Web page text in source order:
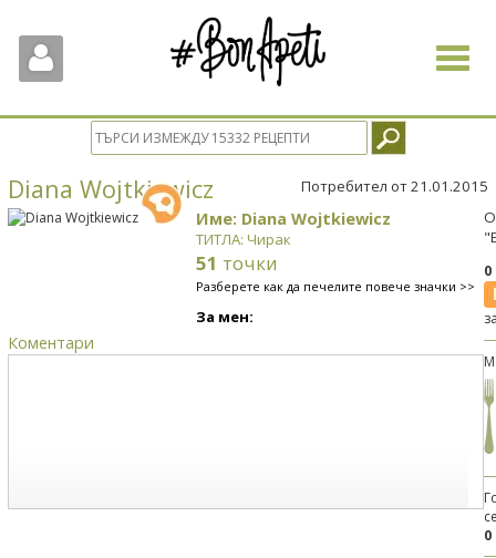
Toggle
Diana Wojtkiewicz Потребител от 21.01.2015
Име: Diana Wojtkiewicz
ТИТЛА: Чирак
51 точки
Разберете как да печелите повече значки >>
За мен:
Коментари
0